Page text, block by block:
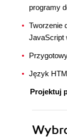
programy
Tworzenie
JavaScript
Język
Projektuj